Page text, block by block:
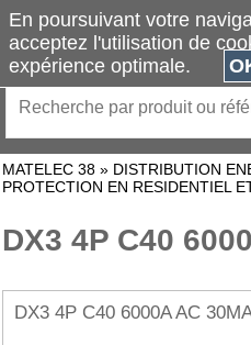
MATELEC 38 » DISTRIBUTION
PROTECTION EN RESIDENTIEL
DX3 4P C40
DX3 4P C40 6000A AC
En poursuivant votre
acceptez l'utilisation de
expérience optimale.